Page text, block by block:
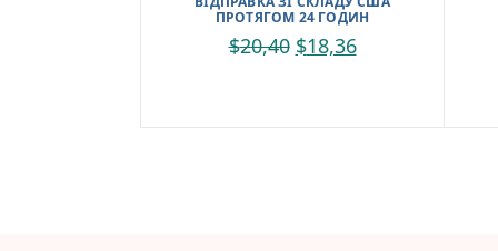
ПРОТЯГОМ 24 ГОДИН
$20,40 $18,36